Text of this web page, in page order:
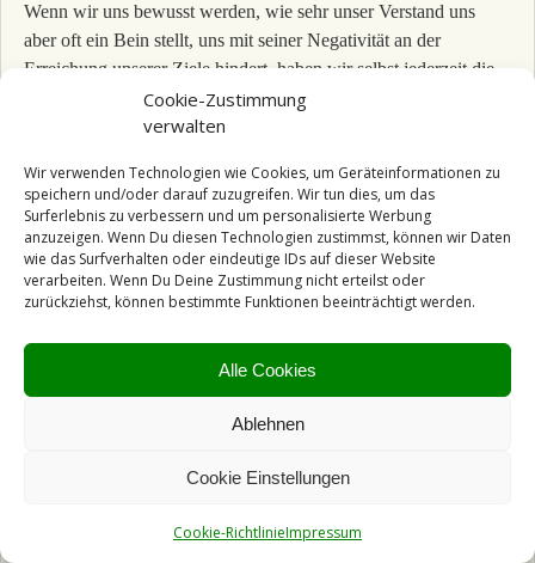
Cookie-Zustimmung
verwalten
Wir verwenden Technologien wie Cookies, um Geräteinformationen zu
speichern und/oder darauf zuzugreifen. Wir tun dies, um das
Surferlebnis zu verbessern und um personalisierte Werbung
anzuzeigen. Wenn Du diesen Technologien zustimmst, können wir Daten
wie das Surfverhalten oder eindeutige IDs auf dieser Website
verarbeiten. Wenn Du Deine Zustimmung nicht erteilst oder
zurückziehst, können bestimmte Funktionen beeinträchtigt werden.
Alle Cookies
Ablehnen
Cookie Einstellungen
Cookie-RichtlinieImpressum
Wenn wir uns bewusst werden, wie sehr unser Verstand uns
aber oft ein Bein stellt, uns mit seiner Negativität an der
Erreichung unserer Ziele hindert, haben wir selbst jederzeit die
Macht damit zu beginnen ihn zu beobachten und kontrollieren
UND uns wieder stärker mit unserer wahren Natur, unserer
Denn intuitivesFühlenhaben wir zum größten Teil nur verlernt.
Wir können spüren, ob ein Lebensmittel gut für uns ist, ob eine
Farbe uns stärkt, wie sich eine erste Begegnung oder ein neuer
Ort anfühlen. Dafür öffnen, wieder hin fühlen und üben.
oder hören nur oft nicht hin oder vertrauen ihr nicht und handeln
Dabei haben wir alle das sogenannte Bauchgefühl oder die
Impulse. Ohne Nachzudenken. Die Intuition ermöglicht Neues,